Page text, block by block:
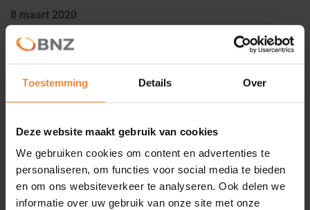
Toestemming Details Over
Deze website maakt gebruik van cookies
We gebruiken cookies om content en advertenties te
personaliseren, om functies voor social media te bieden
en om ons websiteverkeer te analyseren. Ook delen we
informatie over uw gebruik van onze site met onze
8 maart 2020
Een van de speerpunten binnen de KVO-werkgroep is de
De politie heeft de laatste maanden meerdere
heeft men gekeken hoe dit probleem op een simpele en
toch doeltreffende manier op te lossen is. Uit onderzoeken
is gebleken dat, wanneer de weg middels belijning wordt
versmald, de weg optisch smaller lijkt en mensen
automatisch minder hard gaan rijden.